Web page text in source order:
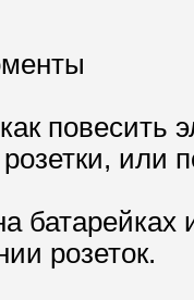
повесить
или
батарейках
розеток.